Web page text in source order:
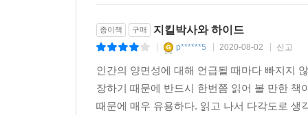
종이책 구매 지킬박사와 하이드
p******5 2020-08-02 신고
인간의 양면성에 대해 언급될 때마다 빠지지
장하기 때문에 반드시 한번쯤 읽어 볼 만한
때문에 매우 유용하다. 읽고 나서 다각도로